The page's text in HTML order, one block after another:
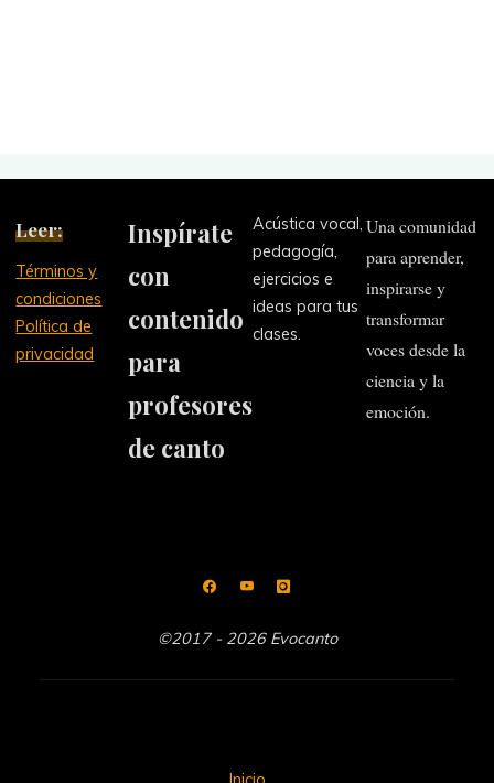
Leer:
Términos y
condiciones
Política de
privacidad
Inspírate
con
contenido
para
profesores
de canto
Acústica vocal,
pedagogía,
ejercicios e
ideas para tus
clases.
Una comunidad
para aprender,
inspirarse y
transformar
voces desde la
ciencia y la
emoción.
©2017 - 2026 Evocanto